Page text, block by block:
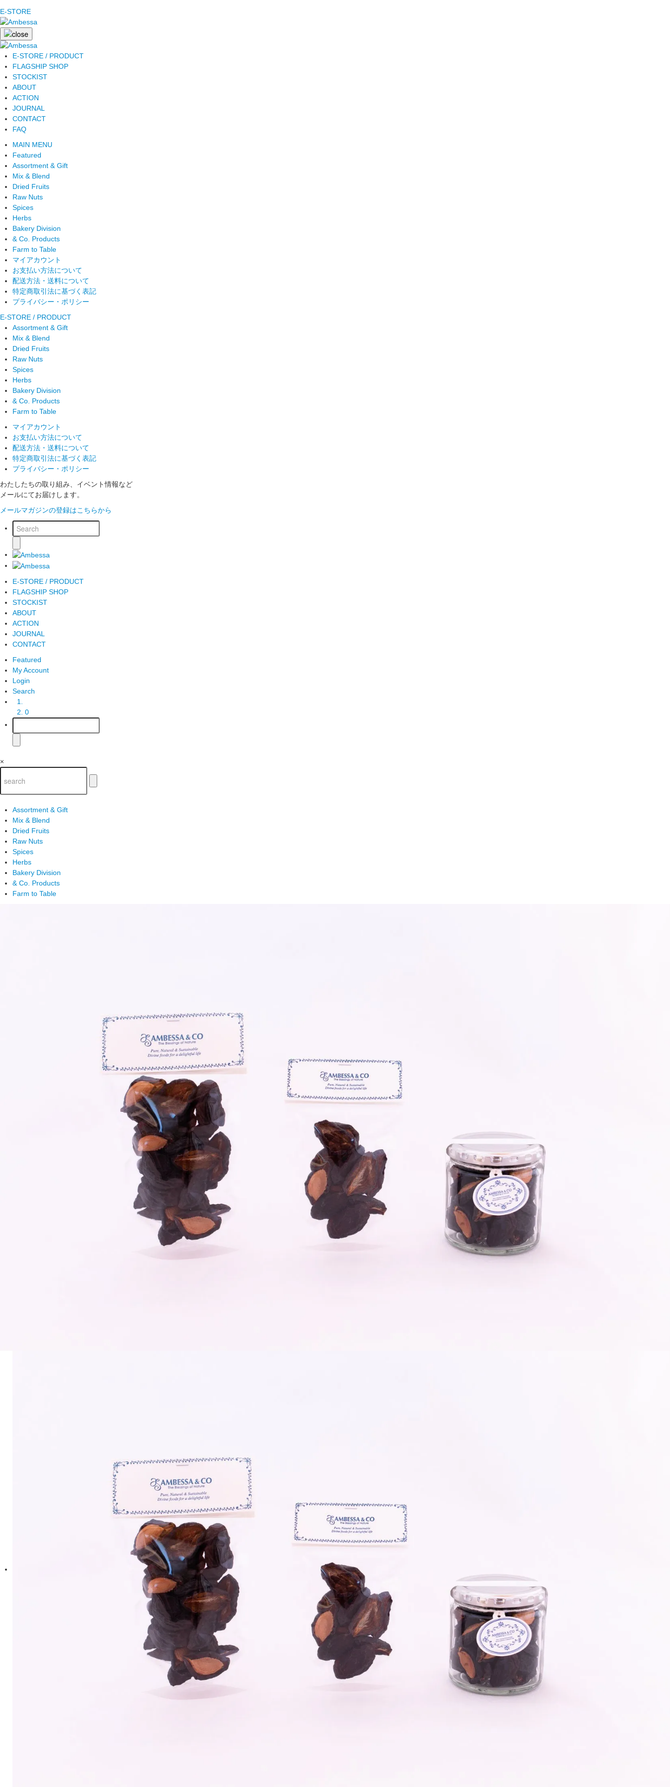
E-STORE
E-STORE / PRODUCT
FLAGSHIP SHOP
STOCKIST
ABOUT
ACTION
JOURNAL
CONTACT
FAQ
MAIN MENU
Featured
Assortment & Gift
Mix & Blend
Dried Fruits
Raw Nuts
Spices
Herbs
Bakery Division
& Co. Products
Farm to Table
マイアカウント
お支払い方法について
配送方法・送料について
特定商取引法に基づく表記
プライバシー・ポリシー
E-STORE / PRODUCT
Assortment & Gift
Mix & Blend
Dried Fruits
Raw Nuts
Spices
Herbs
Bakery Division
& Co. Products
Farm to Table
マイアカウント
お支払い方法について
配送方法・送料について
特定商取引法に基づく表記
プライバシー・ポリシー
わたしたちの取り組み、イベント情報など
メールにてお届けします。
メールマガジンの登録はこちらから
E-STORE / PRODUCT
FLAGSHIP SHOP
STOCKIST
ABOUT
ACTION
JOURNAL
CONTACT
Featured
My Account
Login
Search
0
×
Assortment & Gift
Mix & Blend
Dried Fruits
Raw Nuts
Spices
Herbs
Bakery Division
& Co. Products
Farm to Table